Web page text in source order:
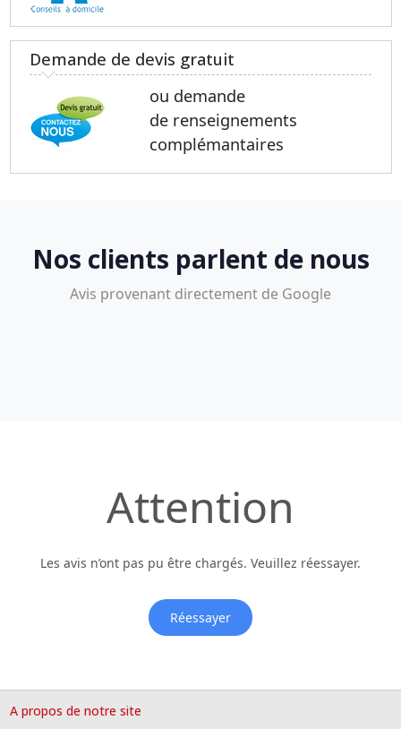
Demande de devis gratuit
ou demande
de renseignements
complémantaires
Nos clients parlent de nous
Avis provenant directement de Google
Attention
Les avis n’ont pas pu être chargés. Veuillez réessayer.
Réessayer
A propos de notre site